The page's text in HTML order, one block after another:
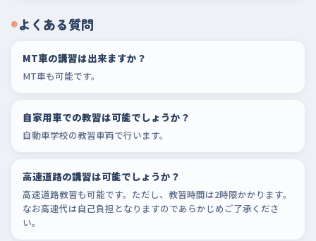
よくある質問
MT車の講習は出来ますか？
MT車も可能です。
自家用車での教習は可能でしょうか？
自動車学校の教習車両で行います。
高速道路の講習は可能でしょうか？
高速道路教習も可能です。ただし、教習時間は2時限かかります。
なお高速代は自己負担となりますのであらかじめご了承くださ
い。